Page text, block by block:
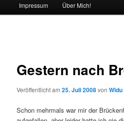
Impressum Über Mich!
Gestern nach
Veröffentlicht am25. Juli 2008vonWidu
Schon mehrmals war mir der